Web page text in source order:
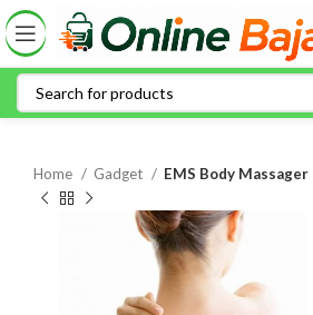
Home Gadget EMS Body Massager